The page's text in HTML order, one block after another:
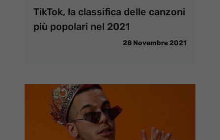
TikTok, la classifica delle canzoni
più popolari nel 2021
28 Novembre 2021